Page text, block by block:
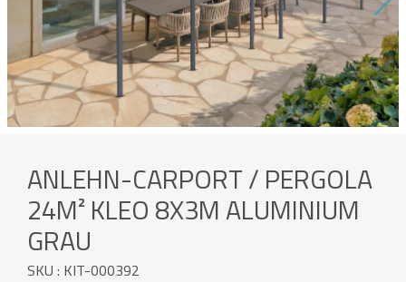
ANLEHN-CARPORT / PERGOLA
24M² KLEO 8X3M ALUMINIUM
GRAU
SKU : KIT-000392